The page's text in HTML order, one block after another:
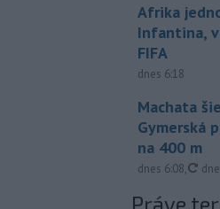
Afrika
Infantina,
FIFA
dnes 6:18
Machata
Gymerská
na 400 m
dnes 6:08,
Práve